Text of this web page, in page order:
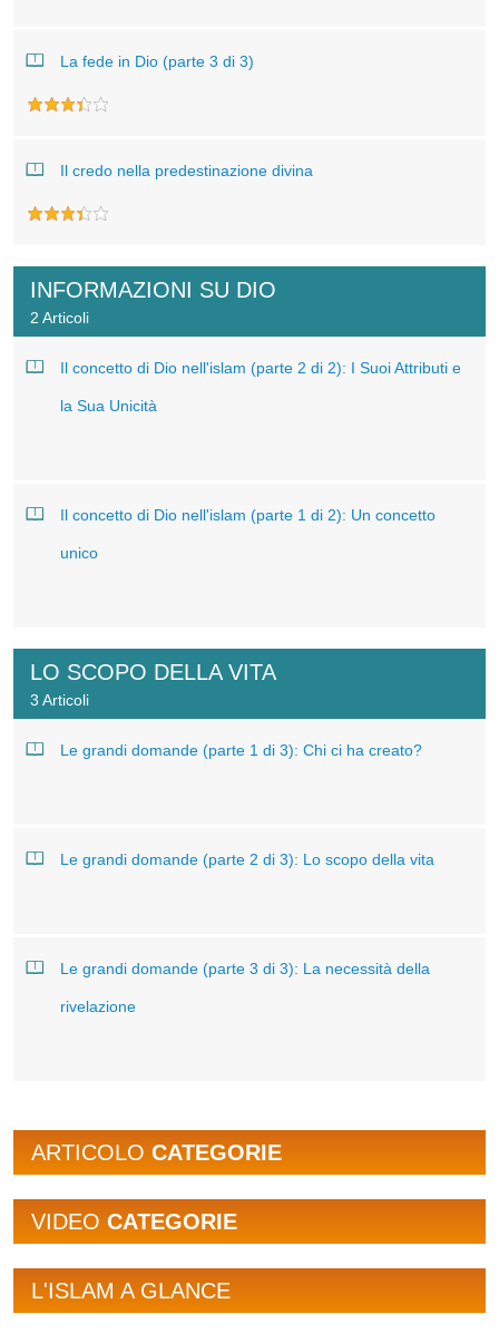
La fede in Dio (parte 3 di 3)
Il credo nella predestinazione divina
INFORMAZIONI SU DIO
2 Articoli
Il concetto di Dio nell'islam (parte 2 di 2): I Suoi Attributi e
la Sua Unicità
Il concetto di Dio nell'islam (parte 1 di 2): Un concetto
unico
LO SCOPO DELLA VITA
3 Articoli
Le grandi domande (parte 1 di 3): Chi ci ha creato?
Le grandi domande (parte 2 di 3): Lo scopo della vita
Le grandi domande (parte 3 di 3): La necessità della
rivelazione
ARTICOLO CATEGORIE
VIDEO CATEGORIE
L'ISLAM A GLANCE